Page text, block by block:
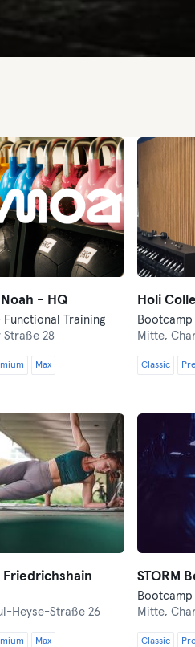
- HQ
Functional Training
Straße 28
Max
Holi
Mitte,
Classic
Friedrichshain
Heyse-Straße 26
Max
STORM
Bootcamp
Mitte,
Classic